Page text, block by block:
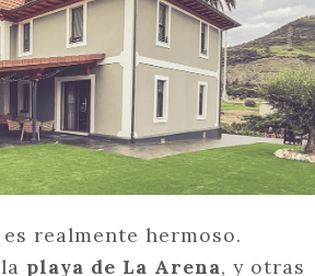
realmente hermoso.
playa de La Arena, y otras